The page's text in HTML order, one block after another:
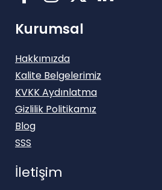
Kurumsal
Hakkımızda
Kalite Belgelerimiz
KVKK Aydınlatma
Gizlilik Politikamız
Blog
SSS
İletişim